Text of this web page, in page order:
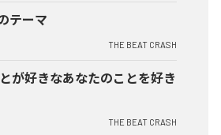
テーマ
THE BEAT CRASH
が好きなあなたのことを好き
THE BEAT CRASH